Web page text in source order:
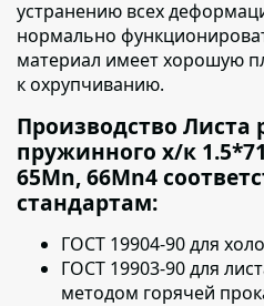
устранению всех
нормально
материал имеет хорошую
к охрупчиванию.
Производство Листа
пружинного х/к
65Mn, 66Mn4
стандартам:
ГОСТ 19904-90 для
ГОСТ 19903-90 для
методом горячей